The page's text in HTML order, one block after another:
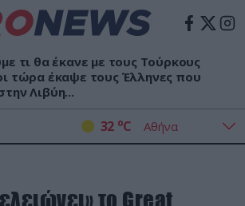
τι θα έκανε με τους Τούρκους
τώρα έκαψε τους Έλληνες που
Λιβύη...
32 oC
το Great